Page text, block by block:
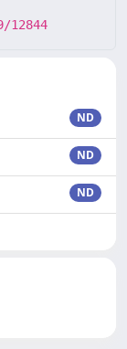
12844
ND
ND
ND